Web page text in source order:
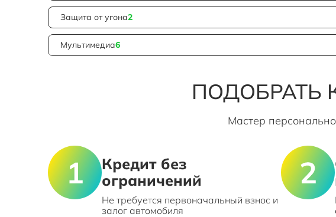
Защита от угона2
Мультимедиа6
ПОДОБРАТЬ
Мастер
Кредит без
ограничений
Не требуется первоначальный взнос и
залог автомобиля